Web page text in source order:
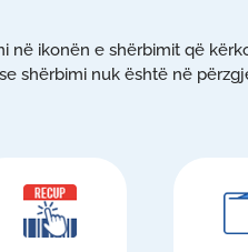
në ikonën e shërbimit që
shërbimi nuk është në